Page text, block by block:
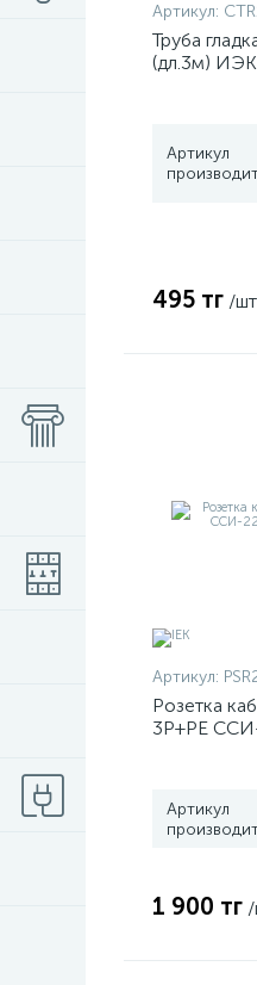
Артикул:
Труба
(дл.3м) ИЭК
Артикул
495 тг /шт
Артикул:
Розетка
3P+PЕ
Артикул
1 900 тг